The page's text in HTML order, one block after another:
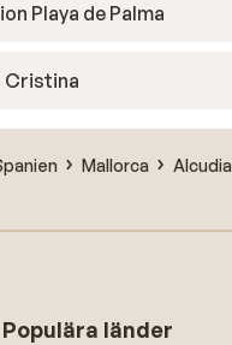
Playa de Palma
Cristina
Mallorca
Alcudia
Populära länder